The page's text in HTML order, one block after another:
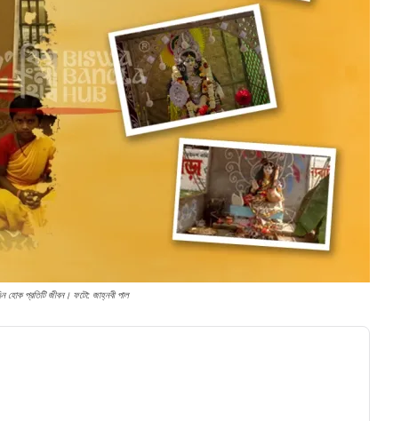
হোক প্রতিটি জীবন। ফটো: জাহ্নবী পাল